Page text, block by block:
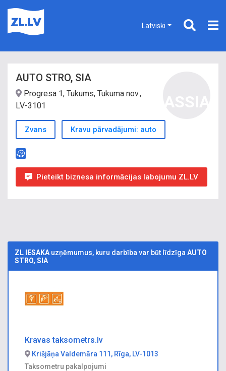
Latviski
AUTO STRO, SIA
Progresa 1, Tukums, Tukuma nov.,
LV-3101
Zvans Kravu pārvadājumi: auto
Pieteikt biznesa informācijas labojumu ZL.LV
ZL IESAKA uzņēmumus, kuru darbība var būt līdzīga AUTO
STRO, SIA
Kravas taksometrs.lv
Krišjāņa Valdemāra 111, Rīga, LV-1013
Taksometru pakalpojumi